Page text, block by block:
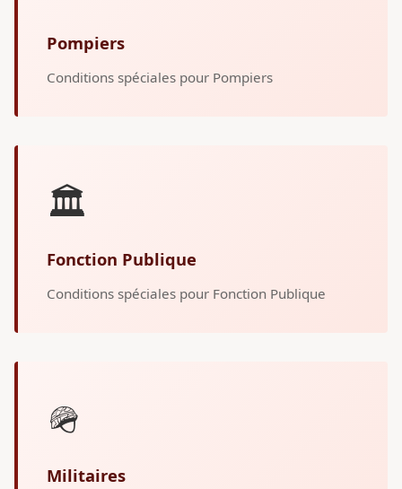
Pompiers
Conditions spéciales pour Pompiers
🏛️
Fonction Publique
Conditions spéciales pour Fonction Publique
🪖
Militaires